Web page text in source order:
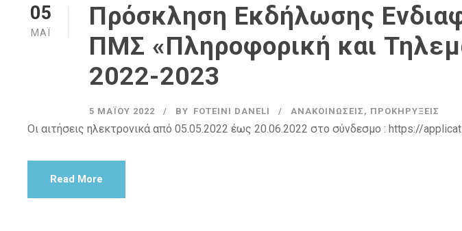
05
ΜΆΙ
Πρόσκληση Εκδήλωσης
ΠΜΣ «Πληροφορική και
2022-2023
5 ΜΑΪ́ΟΥ 2022 BY FOTEINI DANELI ΑΝΑΚΟΙΝΏΣΕΙΣ , ΠΡΟΚΗΡΎΞΕΙΣ
Οι αιτήσεις ηλεκτρονικά από 05.05.2022 έως 20.06.2022 στο σύνδεσμο : https://
Read More